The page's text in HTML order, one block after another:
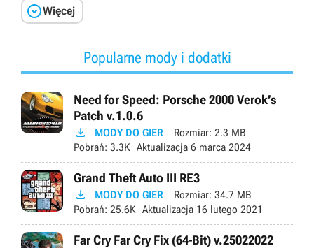
Więcej
Popularne mody i dodatki
Need for Speed: Porsche 2000 Verok’s
Patch v.1.0.6
 MODY DO GIER Rozmiar: 2.3 MB
Pobrań: 3.3K Aktualizacja 6 marca 2024
Grand Theft Auto III RE3
 MODY DO GIER Rozmiar: 34.7 MB
Pobrań: 25.6K Aktualizacja 16 lutego 2021
Far Cry Far Cry Fix (64-Bit) v.25022022